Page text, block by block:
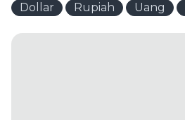
Dollar Rupiah Uang